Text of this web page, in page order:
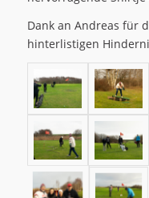
Dank an Andreas für
hinterlistigen